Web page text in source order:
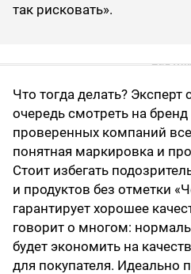
так рисковать».
Что тогда делать? Эксперт
очередь смотреть на бренд
проверенных компаний
понятная маркировка и
Стоит избегать
и продуктов без отметки
гарантирует хорошее
говорит о многом:
будет экономить на
для покупателя. Идеально